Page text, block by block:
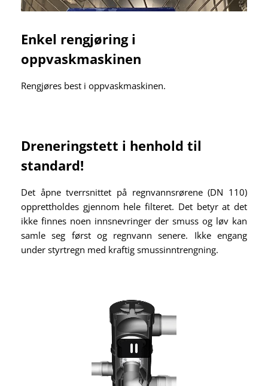
Enkel rengjøring i
oppvaskmaskinen
Rengjøres best i oppvaskmaskinen.
Dreneringstett i henhold til
standard!
Det åpne tverrsnittet på regnvannsrørene (DN 110)
opprettholdes gjennom hele filteret. Det betyr at det
ikke finnes noen innsnevringer der smuss og løv kan
samle seg først og regnvann senere. Ikke engang
under styrtregn med kraftig smussinntrengning.